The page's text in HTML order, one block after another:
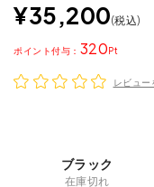
¥35,200 税込
320
ポイント
レビュー
ブラック
在庫切れ